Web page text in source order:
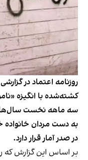
روزنامه اعتماد در
کشته‌شده با انگیزه
به دست مردان خانواده
در صدر آمار قرار دارد.